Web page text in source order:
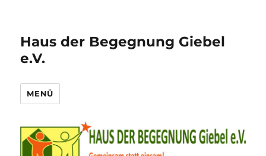
Haus der Begegnung Giebel
e.V.
MENÜ